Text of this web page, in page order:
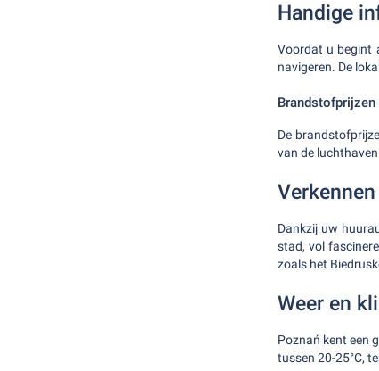
Handige
Voordat u begint
navigeren. De
De
van de
Dankzij uw
stad, vol
zoals het
Weer en
Poznań kent een
tussen 20-25°C,